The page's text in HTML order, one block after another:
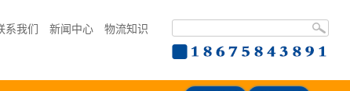
系我们 新闻中心 物流知识